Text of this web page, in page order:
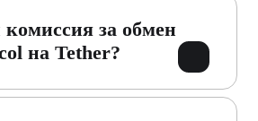
за обмен
на Tether?